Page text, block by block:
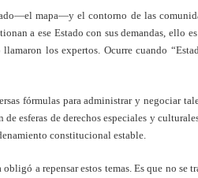
mapa—y el contorno de las
a ese Estado con sus demandas, ello
los expertos. Ocurre cuando
fórmulas para administrar y negociar
esferas de derechos especiales y
constitucional estable.
a repensar estos temas. Es que no se